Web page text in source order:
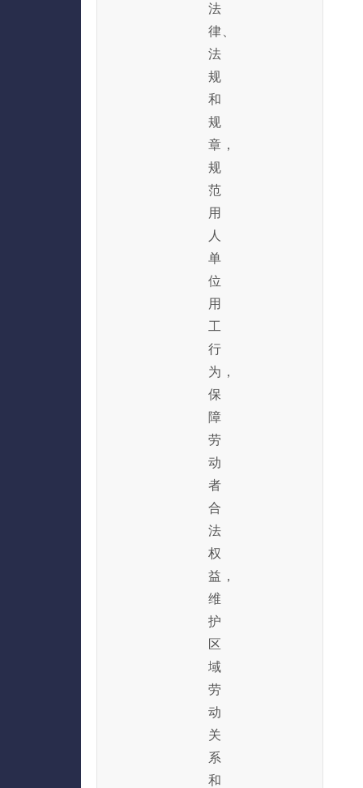
法
律、
法
规
和
规
章，
规
范
用
人
单
位
用
工
行
为，
保
障
劳
动
者
合
法
权
益，
维
护
区
域
劳
动
关
系
和